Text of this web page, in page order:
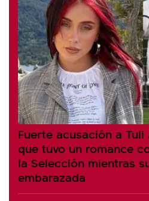
Fuerte acusación a
que tuvo un romance
la Selección mientras
embarazada